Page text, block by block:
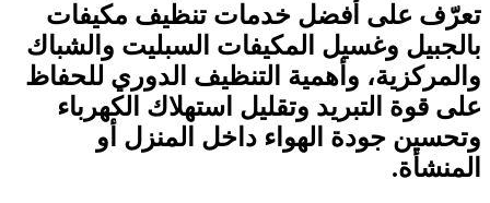
تعرّف على أفضل خدمات تنظيف مكيفات
بالجبيل وغسيل المكيفات السبليت والشباك
والمركزية، وأهمية التنظيف الدوري للحفاظ
على قوة التبريد وتقليل استهلاك الكهرباء
وتحسين جودة الهواء داخل المنزل أو
المنشأة.